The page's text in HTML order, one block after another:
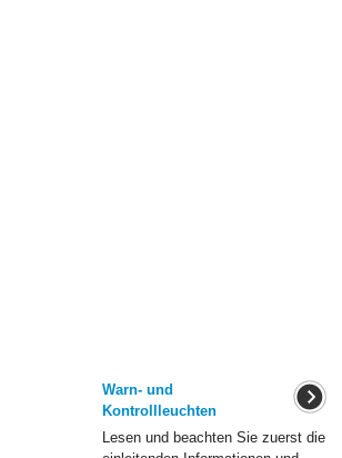
Warn- und
Kontrollleuchten
Lesen und beachten Sie zuerst die